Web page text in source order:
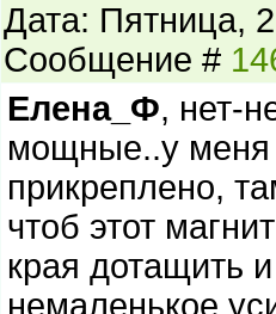
Дата: Пятница,
Сообщение #
Елена_Ф, нет-
мощные..у меня
прикреплено,
чтоб этот
края дотащить
немаленькое